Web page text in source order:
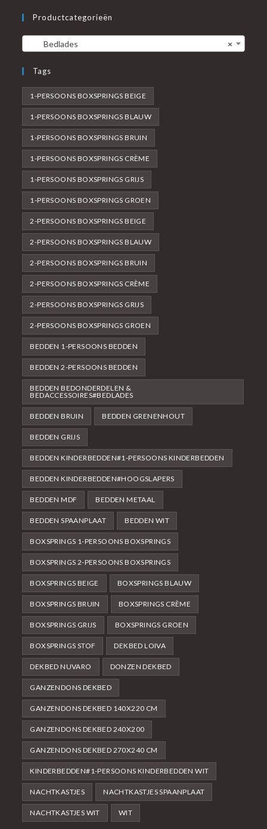
Productcategorieën
×
Bedlades
Tags
1-PERSOONS BOXSPRINGS BEIGE
1-PERSOONS BOXSPRINGS BLAUW
1-PERSOONS BOXSPRINGS BRUIN
1-PERSOONS BOXSPRINGS CRÈME
1-PERSOONS BOXSPRINGS GRIJS
1-PERSOONS BOXSPRINGS GROEN
2-PERSOONS BOXSPRINGS BEIGE
2-PERSOONS BOXSPRINGS BLAUW
2-PERSOONS BOXSPRINGS BRUIN
2-PERSOONS BOXSPRINGS CRÈME
2-PERSOONS BOXSPRINGS GRIJS
2-PERSOONS BOXSPRINGS GROEN
BEDDEN 1-PERSOONS BEDDEN
BEDDEN 2-PERSOONS BEDDEN
BEDDEN BEDONDERDELEN &
BEDACCESSOIRES#BEDLADES
BEDDEN BRUIN BEDDEN GRENENHOUT
BEDDEN GRIJS
BEDDEN KINDERBEDDEN#1-PERSOONS KINDERBEDDEN
BEDDEN KINDERBEDDEN#HOOGSLAPERS
BEDDEN MDF BEDDEN METAAL
BEDDEN SPAANPLAAT BEDDEN WIT
BOXSPRINGS 1-PERSOONS BOXSPRINGS
BOXSPRINGS 2-PERSOONS BOXSPRINGS
BOXSPRINGS BEIGE BOXSPRINGS BLAUW
BOXSPRINGS BRUIN BOXSPRINGS CRÈME
BOXSPRINGS GRIJS BOXSPRINGS GROEN
BOXSPRINGS STOF DEKBED LOIVA
DEKBED NUVARO DONZEN DEKBED
GANZENDONS DEKBED
GANZENDONS DEKBED 140X220 CM
GANZENDONS DEKBED 240X200
GANZENDONS DEKBED 270X240 CM
KINDERBEDDEN#1-PERSOONS KINDERBEDDEN WIT
NACHTKASTJES NACHTKASTJES SPAANPLAAT
NACHTKASTJES WIT WIT